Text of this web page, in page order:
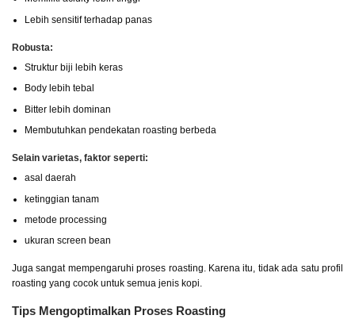
Lebih sensitif terhadap panas
Robusta:
Struktur biji lebih keras
Body lebih tebal
Bitter lebih dominan
Membutuhkan pendekatan roasting berbeda
Selain varietas, faktor seperti:
asal daerah
ketinggian tanam
metode processing
ukuran screen bean
Juga sangat mempengaruhi proses roasting. Karena itu, tidak ada satu profil
roasting yang cocok untuk semua jenis kopi.
Tips Mengoptimalkan Proses Roasting